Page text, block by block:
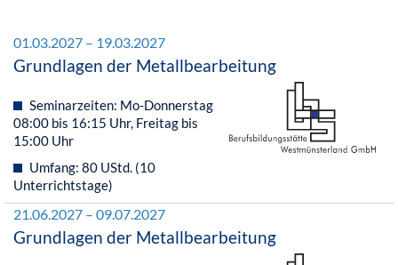
01.03.2027 – 19.03.2027
Grundlagen der Metallbearbeitung
Seminarzeiten: Mo-Donnerstag
08:00 bis 16:15 Uhr, Freitag bis
15:00 Uhr
Umfang: 80 UStd. (10
Unterrichtstage)
21.06.2027 – 09.07.2027
Grundlagen der Metallbearbeitung